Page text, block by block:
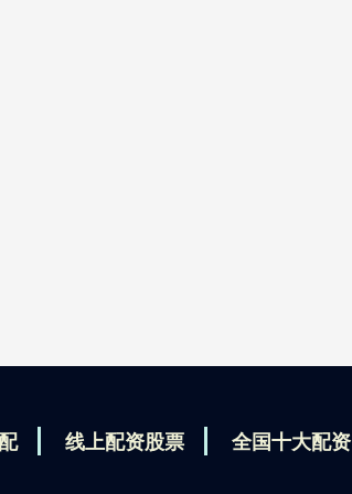
线上配资股票 全国十大配资